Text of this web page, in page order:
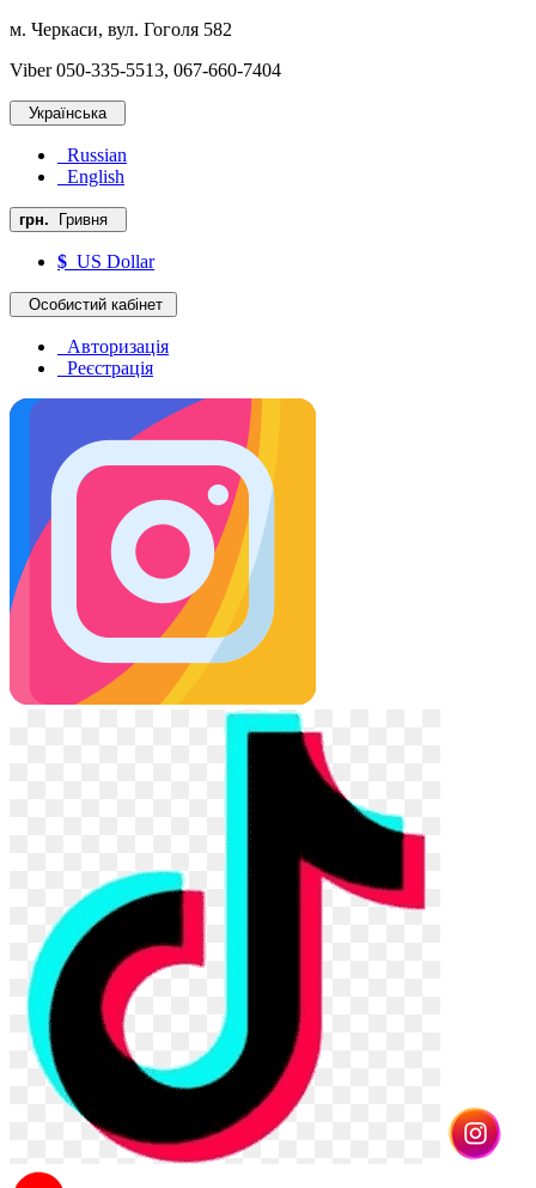
м. Черкаси, вул. Гоголя 582
Viber 050-335-5513, 067-660-7404
Українська
Russian
English
грн. Гривня
$ US Dollar
Особистий кабінет
Авторизація
Реєстрація